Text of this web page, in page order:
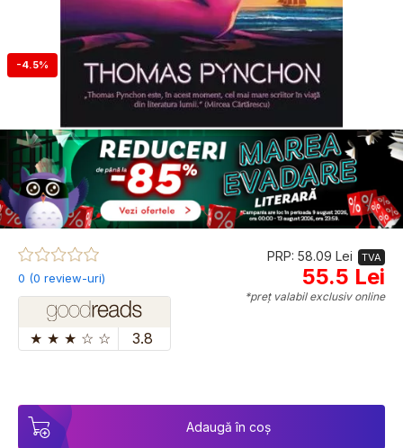
-4.5%
0 (0 review-uri)
★ ★ ★ ☆ ☆ 3.8
PRP: 58.09 Lei TVA
55.5 Lei
*preț valabil exclusiv online
Adaugă în coș